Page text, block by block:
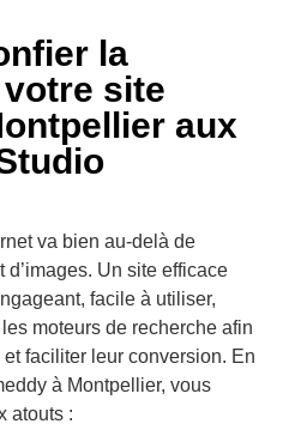
la
site
aux
va bien au-delà de
d’images. Un site efficace
facile à utiliser,
moteurs de recherche afin
faciliter leur conversion. En
à Montpellier, vous
atouts :